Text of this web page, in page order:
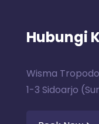
Hubungi
Wisma
1-3 Sidoarjo